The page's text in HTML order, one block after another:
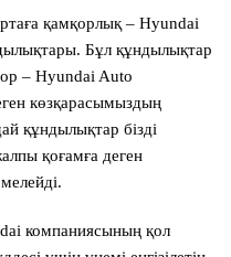
қамқорлық – Hyundai
Бұл құндылықтар
– Hyundai Auto
көзқарасымыздың
құндылықтар бізді
қоғамға деген
компаниясының қол